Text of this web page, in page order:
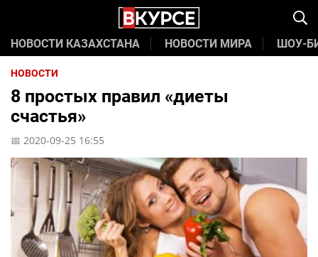
НОВОСТИ КАЗАХСТАНА НОВОСТИ МИРА ШОУ-
НОВОСТИ
8 простых правил «диеты
счастья»
📅 2020-09-25 16:55